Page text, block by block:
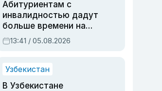
Абитуриентам с
инвалидностью дадут
больше времени на
вступительных
экзаменах
13:41 / 05.08.2026
Узбекистан
В Узбекистане